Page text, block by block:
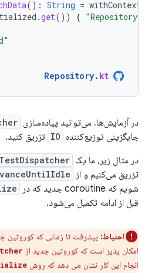
(): String = withContext
.get()) {
Repository. kt
در آزمایش‌ها، می‌توانید پیاده‌سازی
جایگزینی توزیع‌کننده IO تزریق کنید.
در مثال زیر، ما یک
تزریق می‌کنیم و از
شویم که coroutine جدید که در
قبل از ادامه تکمیل می‌شود.
احتیاط: پیشرفت تا زمانی که کوروتین
امکان پذیر است که کوروتین جدید از
انجام این کار نشان می دهد که روش